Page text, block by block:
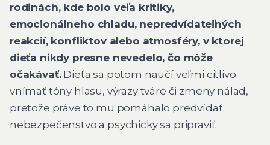
rodinách, kde bolo veľa kritiky,
emocionálneho chladu, nepredvídateľných
reakcií, konfliktov alebo atmosféry, v ktorej
dieťa nikdy presne nevedelo, čo môže
očakávať.Dieťa sa potom naučí veľmi citlivo
vnímať tóny hlasu, výrazy tváre či zmeny nálad,
pretože práve to mu pomáhalo predvídať
nebezpečenstvo a psychicky sa pripraviť.